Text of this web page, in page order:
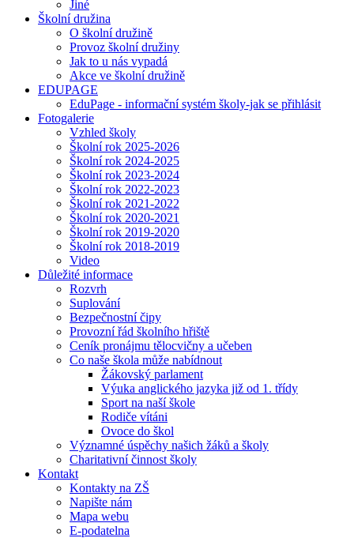
Jiné
Školní družina
O školní družině
Provoz školní družiny
Jak to u nás vypadá
Akce ve školní družině
EDUPAGE
EduPage - informační systém školy-jak se přihlásit
Fotogalerie
Vzhled školy
Školní rok 2025-2026
Školní rok 2024-2025
Školní rok 2023-2024
Školní rok 2022-2023
Školní rok 2021-2022
Školní rok 2020-2021
Školní rok 2019-2020
Školní rok 2018-2019
Video
Důležité informace
Rozvrh
Suplování
Bezpečnostní čipy
Provozní řád školního hřiště
Ceník pronájmu tělocvičny a učeben
Co naše škola může nabídnout
Žákovský parlament
Výuka anglického jazyka již od 1. třídy
Sport na naší škole
Rodiče vítáni
Ovoce do škol
Významné úspěchy našich žáků a školy
Charitativní činnost školy
Kontakt
Kontakty na ZŠ
Napište nám
Mapa webu
E-podatelna